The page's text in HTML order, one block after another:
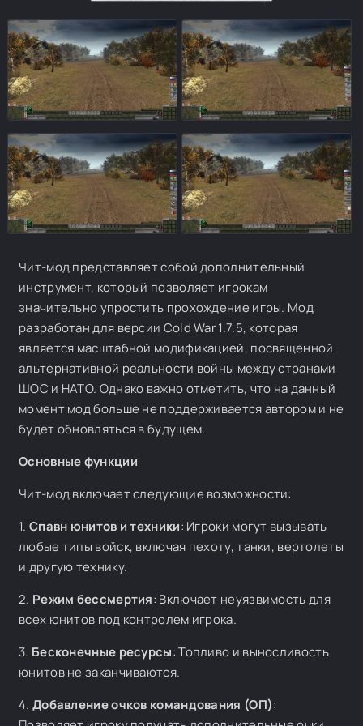
Чит-мод представляет собой дополнительный
инструмент, который позволяет игрокам
значительно упростить прохождение игры. Мод
разработан для версии Cold War 1.7.5, которая
является масштабной модификацией, посвященной
альтернативной реальности войны между странами
ШОС и НАТО. Однако важно отметить, что на данный
момент мод больше не поддерживается автором и не
будет обновляться в будущем.
Основные функции
Чит-мод включает следующие возможности:
1. Спавн юнитов и техники: Игроки могут вызывать
любые типы войск, включая пехоту, танки, вертолеты
и другую технику.
2. Режим бессмертия: Включает неуязвимость для
всех юнитов под контролем игрока.
3. Бесконечные ресурсы: Топливо и выносливость
юнитов не заканчиваются.
4. Добавление очков командования (ОП):